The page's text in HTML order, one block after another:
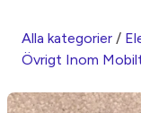
Alla kategorier /
Övrigt Inom